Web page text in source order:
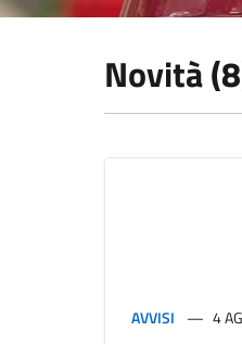
Novità
AVVISI 4